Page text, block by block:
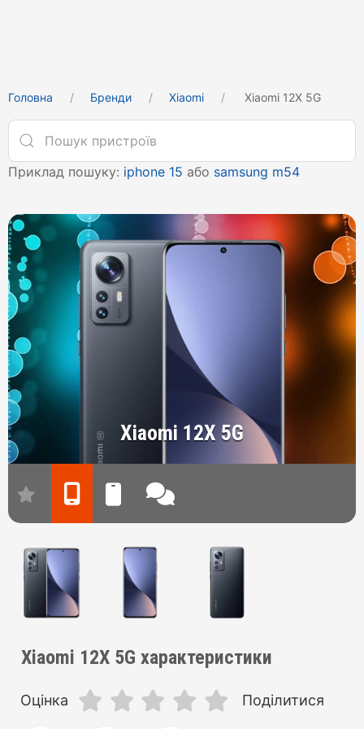
Головна Бренди Xiaomi Xiaomi 12X 5G
Приклад пошуку: iphone 15 або samsung m54
Xiaomi 12X 5G
Xiaomi 12X 5G характеристики
Оцінка Поділитися